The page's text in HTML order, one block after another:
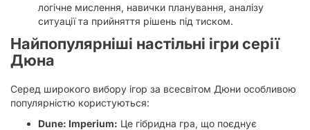
логічне мислення, навички планування, аналізу
ситуації та прийняття рішень під тиском.
Найпопулярніші настільні ігри серії
Дюна
Серед широкого вибору ігор за всесвітом Дюни особливою
популярністю користуються:
Dune: Imperium: Це гібридна гра, що поєднує